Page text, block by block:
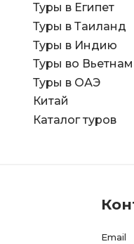
Туры в Египет
Туры в Таиланд
Туры в Индию
Туры во Вьетнам
Туры в ОАЭ
Китай
Каталог туров
Email